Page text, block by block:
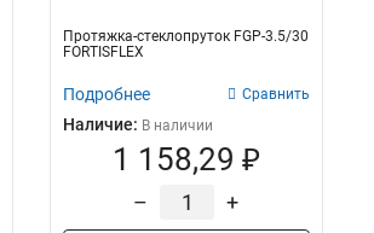
Протяжка-стеклопруток FGP-3.5/30
FORTISFLEX
Подробнее Сравнить
Наличие: В наличии
1 158,29 ₽
– +